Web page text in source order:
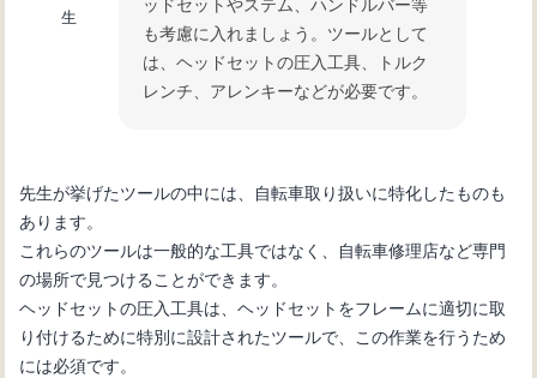
生
も考慮に入れましょう。ツールとして
は、ヘッドセットの圧入工具、トルク
レンチ、アレンキーなどが必要です。
先生が挙げたツールの中には、自転車取り扱いに特化したものも
あります。
これらのツールは一般的な工具ではなく、自転車修理店など専門
の場所で見つけることができます。
ヘッドセットの圧入工具は、ヘッドセットをフレームに適切に取
り付けるために特別に設計されたツールで、この作業を行うため
には必須です。